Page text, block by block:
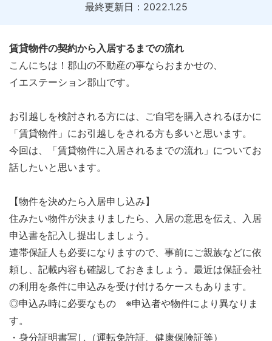
最終更新日： 2022.1.25
賃貸物件の契約から入居するまでの流れ
こんにちは！郡山の不動産の事ならおまかせの、
イエステーション郡山です。
お引越しを検討される方には、ご自宅を購入されるほかに
「賃貸物件」にお引越しをされる方も多いと思います。
今回は、「賃貸物件に入居されるまでの流れ」についてお
話したいと思います。
【物件を決めたら入居申し込み】
住みたい物件が決まりましたら、入居の意思を伝え、入居
申込書を記入し提出しましょう。
連帯保証人も必要になりますので、事前にご親族などに依
頼し、記載内容も確認しておきましょう。最近は保証会社
の利用を条件に申込みを受け付けるケースもあります。
◎申込み時に必要なもの ※申込者や物件により異なりま
す。
・身分証明書写し（運転免許証、健康保険証等）